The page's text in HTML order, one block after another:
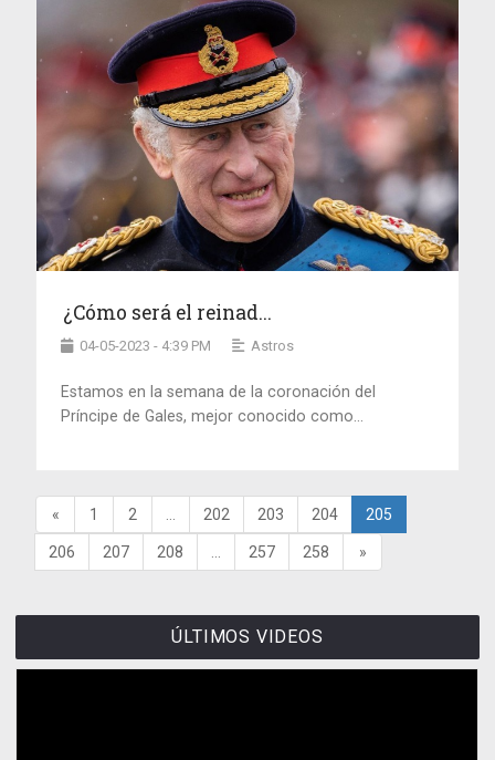
¿Cómo será el reinad...
04-05-2023 - 4:39 PM Astros
Estamos en la semana de la coronación del
Príncipe de Gales, mejor conocido como...
« 1 2 202 203 204 205
206 207 208 257 258 »
ÚLTIMOS VIDEOS